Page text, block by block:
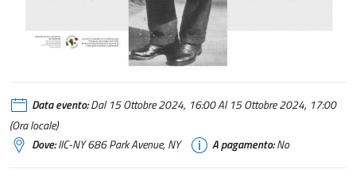
Data evento:Dal 15 Ottobre 2024, 16:00 Al 15 Ottobre 2024, 17:00
(Ora locale)
Dove:IIC-NY 686 Park Avenue, NY A pagamento:No